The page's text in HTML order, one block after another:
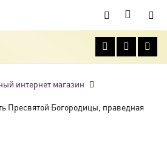
интернет магазин
Пресвятой Богородицы, праведная